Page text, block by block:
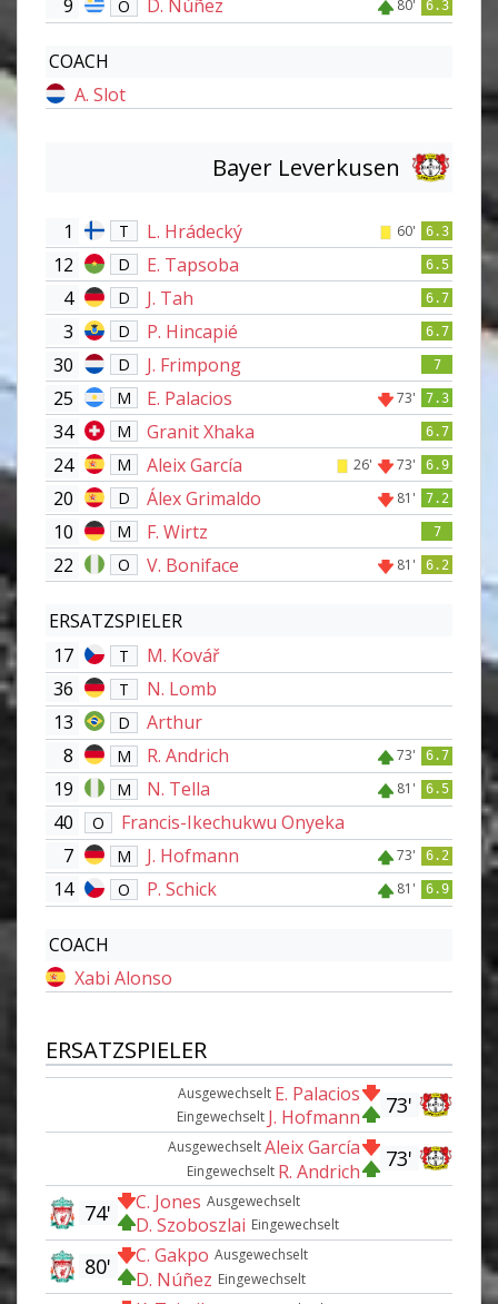
9 O D. Núñez 80' 6.3
COACH
A. Slot
Bayer Leverkusen
1 T L. Hrádecký 60' 6.3
12 D E. Tapsoba 6.5
4 D J. Tah 6.7
3 D P. Hincapié 6.7
30 D J. Frimpong 7
25 M E. Palacios 73' 7.3
34 M Granit Xhaka 6.7
24 M Aleix García 26' 73' 6.9
20 D Álex Grimaldo 81' 7.2
10 M F. Wirtz 7
22 O V. Boniface 81' 6.2
ERSATZSPIELER
17
T
M. Kovář
36
T
N. Lomb
13
D
Arthur
8
M R. Andrich 73' 6.7
19 M N. Tella 81' 6.5
40 O
Francis-Ikechukwu Onyeka
7
M J. Hofmann 73' 6.2
14 O P. Schick 81' 6.9
COACH
Xabi Alonso
ERSATZSPIELER
73'
Ausgewechselt E. Palacios
Eingewechselt J. Hofmann
73'
AusgewechseltAleix García
Eingewechselt R. Andrich
Ausgewechselt
C. Jones
Eingewechselt
D. Szoboszlai
74'
Ausgewechselt
C. Gakpo
Eingewechselt
D. Núñez
80'